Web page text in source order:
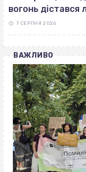
вогонь дістався
7 СЕРПНЯ 2026
ВАЖЛИВО